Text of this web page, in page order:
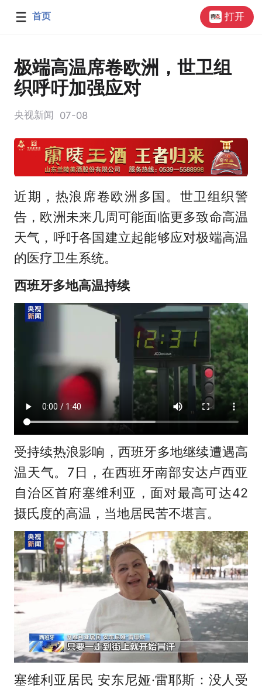
首页 打开
极端高温席卷欧洲，世卫组
织呼吁加强应对
央视新闻 07-08
近期，热浪席卷欧洲多国。世卫组织警
告，欧洲未来几周可能面临更多致命高温
天气，呼吁各国建立起能够应对极端高温
的医疗卫生系统。
西班牙多地高温持续
受持续热浪影响，西班牙多地继续遭遇高
温天气。7日，在西班牙南部安达卢西亚
自治区首府塞维利亚，面对最高可达42
摄氏度的高温，当地居民苦不堪言。
塞维利亚居民 安东尼娅·雷耶斯：没人受